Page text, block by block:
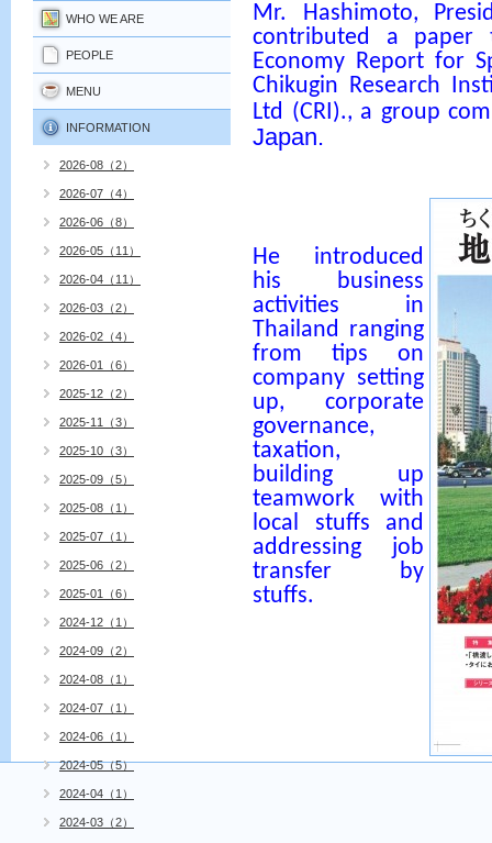
Mr. Hashimoto,
contributed a paper
Economy Report for
Chikugin Research
Ltd (CRI)., a group
Japan.
He introduced
his business
activities in
Thailand ranging
from tips on
company setting
up, corporate
governance,
taxation,
building up
teamwork with
local stuffs and
addressing job
transfer by
stuffs.
WHO WE ARE
PEOPLE
MENU
INFORMATION
2026-08（2）
2026-07（4）
2026-06（8）
2026-05（11）
2026-04（11）
2026-03（2）
2026-02（4）
2026-01（6）
2025-12（2）
2025-11（3）
2025-10（3）
2025-09（5）
2025-08（1）
2025-07（1）
2025-06（2）
2025-01（6）
2024-12（1）
2024-09（2）
2024-08（1）
2024-07（1）
2024-06（1）
2024-05（5）
2024-04（1）
2024-03（2）